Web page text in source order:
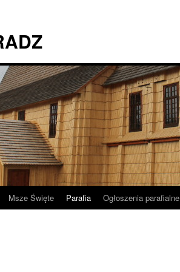
Msze Święte Parafia Ogłoszenia parafialne